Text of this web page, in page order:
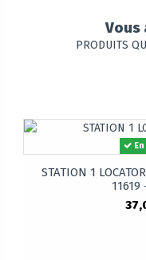
Vous
PRODUITS
STATION 1
11619